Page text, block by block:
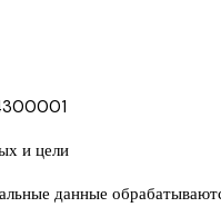
и цели
данные